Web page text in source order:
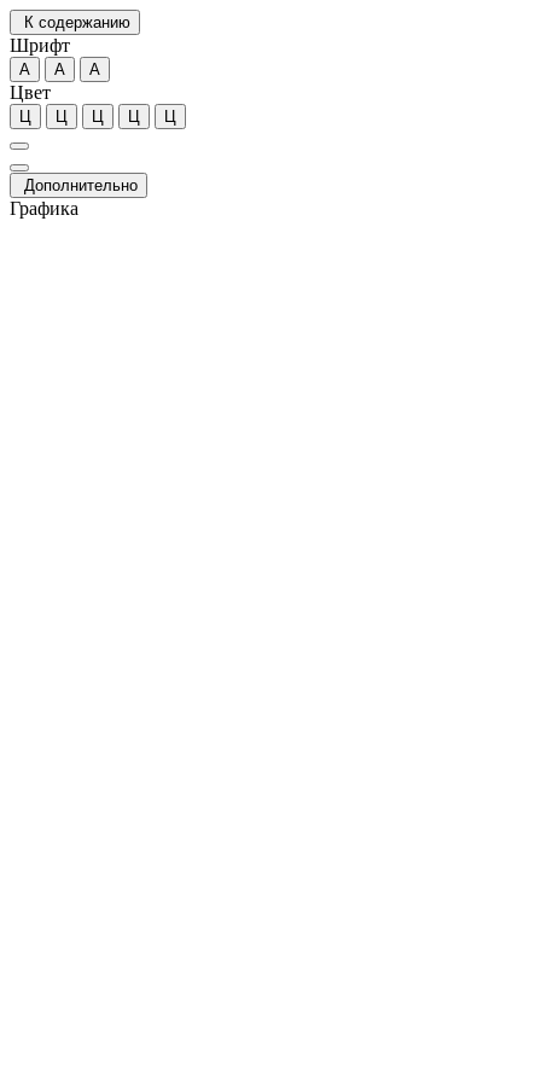
К содержанию
Шрифт
А А А
Цвет
Ц Ц Ц Ц Ц
Дополнительно
Графика